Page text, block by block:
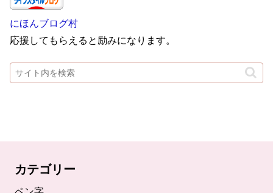
にほんブログ村
応援してもらえると励みになります。
カテゴリー